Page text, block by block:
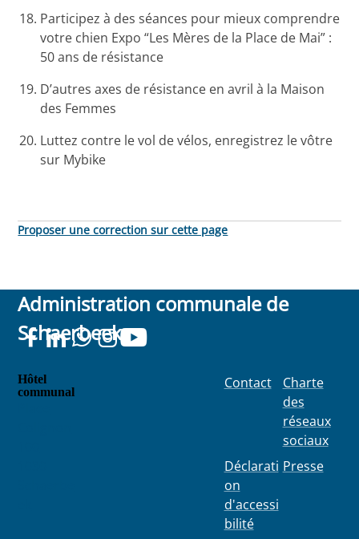
Participez à des séances pour mieux comprendre
votre chien Expo “Les Mères de la Place de Mai” :
50 ans de résistance
D’autres axes de résistance en avril à la Maison
des Femmes
Luttez contre le vol de vélos, enregistrez le vôtre
sur Mybike
Proposer une correction sur cette page
Administration communale de
Schaerbeek
Hôtel
communal
Contact
Déclarati
on
d'accessi
bilité
Charte
des
réseaux
sociaux
Presse